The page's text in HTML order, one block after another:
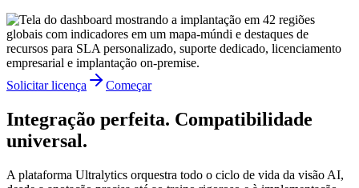
Solicitar licença Começar
Integração perfeita. Compatibilidade
universal.
A plataforma Ultralytics orquestra todo o ciclo de vida da visão AI,